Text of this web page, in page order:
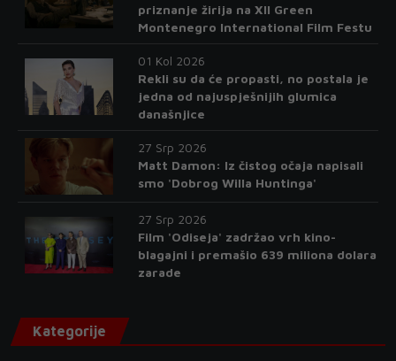
priznanje žirija na XII Green
Montenegro International Film Festu
01 Kol 2026
Rekli su da će propasti, no postala je
jedna od najuspješnijih glumica
današnjice
27 Srp 2026
Matt Damon: Iz čistog očaja napisali
smo 'Dobrog Willa Huntinga'
27 Srp 2026
Film 'Odiseja' zadržao vrh kino-
blagajni i premašio 639 miliona dolara
zarade
Kategorije